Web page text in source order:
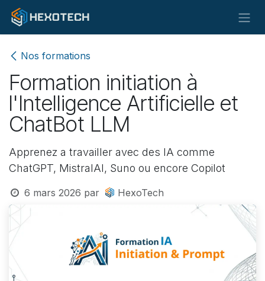
Se rendre au contenu
Nos formations
Formation initiation à
l'Intelligence Artificielle et
ChatBot LLM
Apprenez a travailler avec des IA comme
ChatGPT, MistralAI, Suno ou encore Copilot
6 mars 2026 par HexoTech